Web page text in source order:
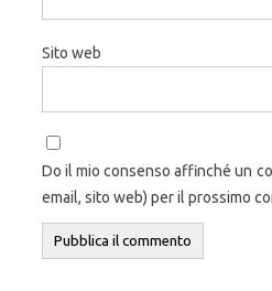
Sito web
Do il mio consenso affinché un
email, sito web) per il prossimo